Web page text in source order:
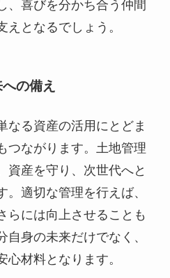
、喜びを分かち合う仲間
となるでしょう。
の備え
なる資産の活用にとどま
つながります。土地管理
資産を守り、次世代へと
適切な管理を行えば、
らには向上させることも
身の未来だけでなく、
材料となります。